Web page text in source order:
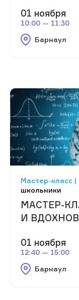
01 ноября
10:00 — 11:30
Барнаул
Мастер-класс
школьники
МАСТЕР-
И
01 ноября
12:40 — 15:00
Барнаул